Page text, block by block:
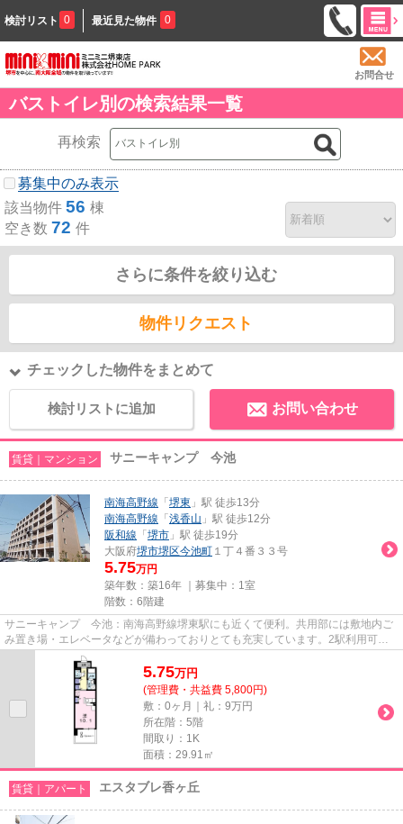
検討リスト 0 最近見た物件 0
お問合せ
バストイレ別の検索結果一覧
再検索
募集中のみ表示
該当物件 56 棟
空き数 72 件
さらに条件を絞り込む
物件リクエスト
チェックした物件をまとめて
検討リストに追加 お問い合わせ
賃貸｜マンション サニーキャンプ 今池
南海高野線 「 堺東 」駅 徒歩13分
南海高野線 「 浅香山 」駅 徒歩12分
阪和線 「 堺市 」駅 徒歩19分
大阪府堺市堺区今池町 １丁４番３３号
5.75万円
築年数：築16年 ｜募集中： 1室
階数：6階建
サニーキャンプ 今池：南海高野線堺東駅にも近くて便利。共用部には敷地内ご
み置き場・エレベータなどが備わっておりとても充実しています。2駅利用可能
でアクセスの良い物件です。造...
5.75万円
(管理費・共益費 5,800円)
敷：0ヶ月｜礼：9万円
所在階：5階
間取り：1K
面積：29.91㎡
賃貸｜アパート エスタブレ香ヶ丘